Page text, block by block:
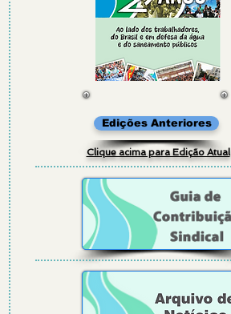
Edições Anteriores
Clique acima para Edição Atual